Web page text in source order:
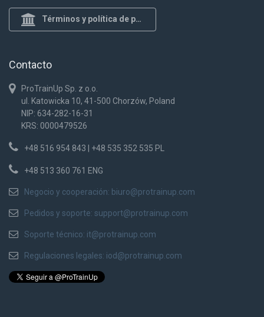
Términos y política de privacidad
Contacto
ProTrainUp Sp. z o.o.
ul. Katowicka 10, 41-500 Chorzów, Poland
NIP: 634-282-16-31
KRS: 0000479526
+48 516 954 843 | +48 535 352 535 PL
+48 513 360 761 ENG
Negocio y cooperación: biuro@protrainup.com
Pedidos y soporte: support@protrainup.com
Soporte técnico: it@protrainup.com
Regulaciones legales: iod@protrainup.com